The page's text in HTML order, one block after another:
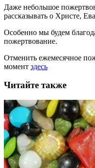
Даже небольшое
рассказывать о Христе,
Особенно мы будем
пожертвование.
Отменить ежемесячное
момент здесь
Читайте также